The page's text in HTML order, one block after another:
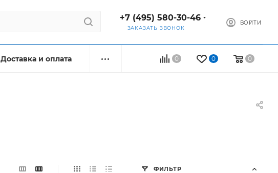
+7 (495) 580-30-46
ЗАКАЗАТЬ ЗВОНОК
ВОЙТИ
0 0 0
Доставка и оплата
ФИЛЬТР